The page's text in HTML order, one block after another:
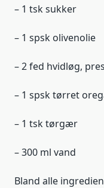
– 1 tsk sukker
– 1 spsk olivenolie
– 2 fed hvidløg,
– 1 spsk tørret
– 1 tsk tørgær
– 300 ml vand
Bland alle